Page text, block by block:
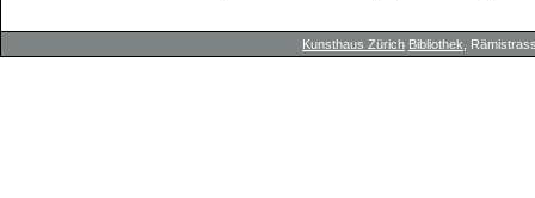
Kunsthaus Zürich Bibliothek ,